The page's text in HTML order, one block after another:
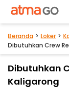
Beranda Loker
Dibutuhkan Crew
Dibutuhkan
Kaligarong